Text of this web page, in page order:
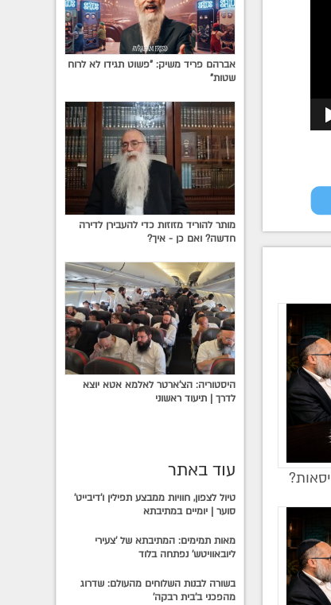
אברהם פריד משיק: "פשוט תגידו לא לרוח
שטות"
מותר להוריד מזוזות כדי להעבירן לדירה
חדשה? ואם כן - איך?
היסטוריה: הצ'ארטר לאלמא אטא יוצא
לדרך | תיעוד ראשוני
עוד באתר
טיול לצפון, חוויות ממבצע תפילין ו'דיבייט'
סוער | יומיים במתיבתא
מאות תמימים: המתיבתא של 'צעירי
ליובאוויטש' נפתחה בלוד
בשורה לבנות השלוחים מהעולם: שדרוג
מהפכני ב'בית רבקה'